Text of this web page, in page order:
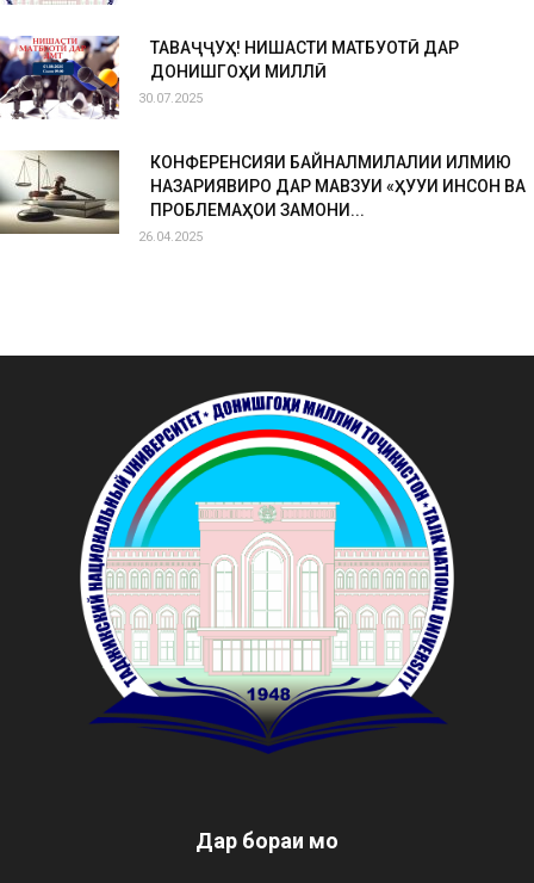
ТАВАҶҶУҲ! НИШАСТИ МАТБУОТӢ ДАР
ДОНИШГОҲИ МИЛЛӢ
30.07.2025
КОНФЕРЕНСИЯИ БАЙНАЛМИЛАЛИИ ИЛМИЮ
НАЗАРИЯВИРО ДАР МАВЗУИ «ҲУҚУҚИ ИНСОН ВА
ПРОБЛЕМАҲОИ ЗАМОНИ...
26.04.2025
Дар бораи мо